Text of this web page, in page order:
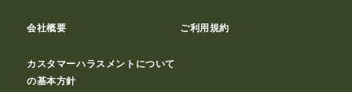
会社概要 ご利用規約
カスタマーハラスメントについて
の基本方針